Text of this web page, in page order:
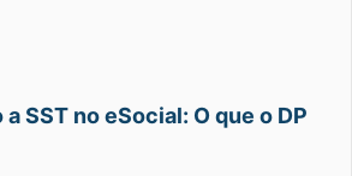
SST no eSocial: O que o DP